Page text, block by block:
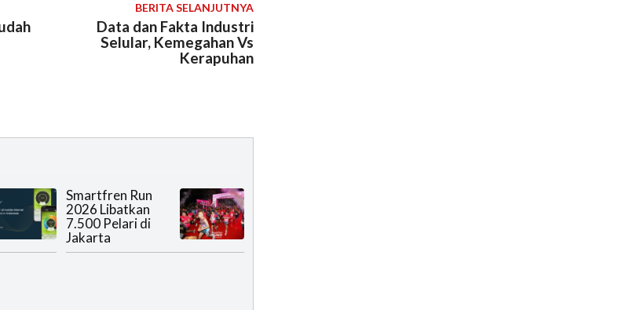
BERITA SELANJUTNYA
Data dan Fakta Industri
Selular, Kemegahan Vs
Kerapuhan
Smartfren Run
2026 Libatkan
7.500 Pelari di
Jakarta